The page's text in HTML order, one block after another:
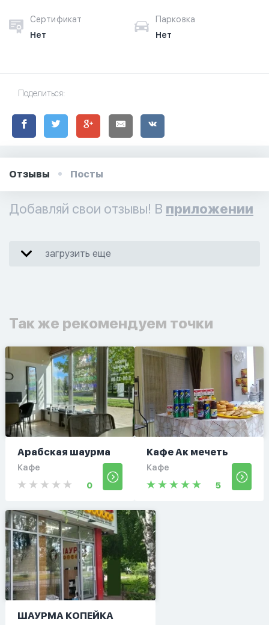
Сертификат
Нет
Парковка
Нет
Поделиться:
Отзывы Посты
Добавляй свои отзывы! В приложении
загрузить еще
Так же рекомендуем точки
Арабская шаурма
Кафе
0
Кафе Ак мечеть
Кафе
5
ШАУРМА КОПЕЙКА